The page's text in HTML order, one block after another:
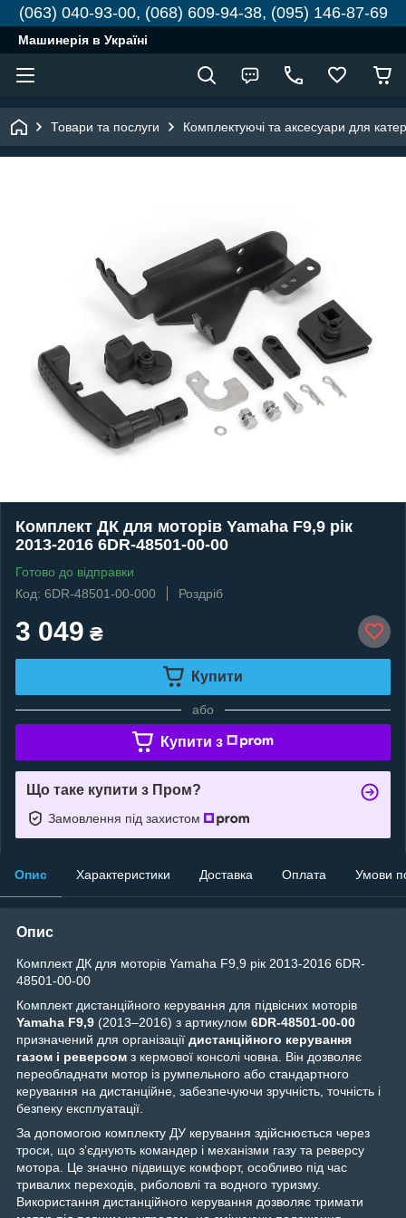
(063) 040-93-00, (068) 609-94-38, (095) 146-87-69
Машинерія в Україні
Товари та послуги Комплектуючі та аксесуари для
Комплект ДК для моторів Yamaha F9,9 рік
2013-2016 6DR-48501-00-00
Готово до відправки
Код: 6DR-48501-00-000
Роздріб
3 049 ₴
Купити
або
Купити з
Що таке купити з Пром?
Замовлення під захистом
Опис Характеристики Доставка Оплата Умови
Опис
Комплект ДК для моторів Yamaha F9,9 рік 2013-2016 6DR-
48501-00-00
Комплект дистанційного керування для підвісних моторів
Yamaha F9,9 (2013–2016) з артикулом 6DR‑48501‑00‑00
призначений для організації дистанційного керування
газом і реверсом з кермової консолі човна. Він дозволяє
переобладнати мотор із румпельного або стандартного
керування на дистанційне, забезпечуючи зручність, точність і
безпеку експлуатації.
За допомогою комплекту ДУ керування здійснюється через
троси, що з’єднують командер і механізми газу та реверсу
мотора. Це значно підвищує комфорт, особливо під час
тривалих переходів, риболовлі та водного туризму.
Використання дистанційного керування дозволяє тримати